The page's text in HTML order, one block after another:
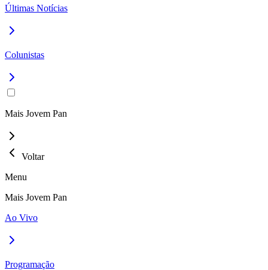
Últimas Notícias
Colunistas
Mais Jovem Pan
Voltar
Menu
Mais Jovem Pan
Ao Vivo
Programação